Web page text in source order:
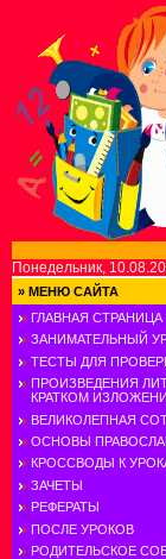
Понедельник,
» МЕНЮ САЙТА
ГЛАВНАЯ СТРАНИЦА
ЗАНИМАТЕЛЬНЫЙ
ТЕСТЫ ДЛЯ
ПРОИЗВЕДЕНИЯ
КРАТКОМ
ВЕЛИКОЛЕПНАЯ
ОСНОВЫ
КРОССВОДЫ К
ЗАЧЕТЫ
РЕФЕРАТЫ
ПОСЛЕ УРОКОВ
РОДИТЕЛЬСКОЕ